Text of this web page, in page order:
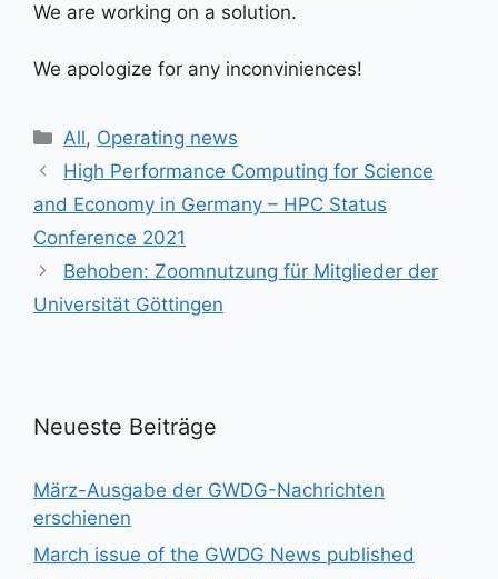
We are working on a solution.
We apologize for any inconviniences!
Kategorien
All, Operating news
High Performance Computing for Science
and Economy in Germany – HPC Status
Conference 2021
Behoben: Zoomnutzung für Mitglieder der
Universität Göttingen
Neueste Beiträge
März-Ausgabe der GWDG-Nachrichten
erschienen
March issue of the GWDG News published